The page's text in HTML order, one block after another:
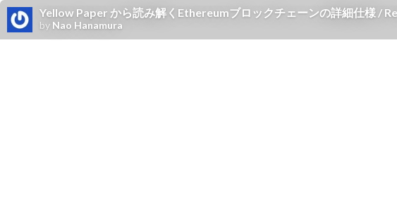
Yellow Paper から読み解くEthereumブロックチェーンの詳細仕様 /
by Nao Hanamura